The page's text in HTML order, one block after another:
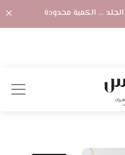
... الكمية محدودة